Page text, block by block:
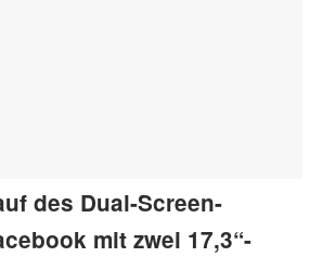
des Dual-Screen-
mit zwei 17,3“-